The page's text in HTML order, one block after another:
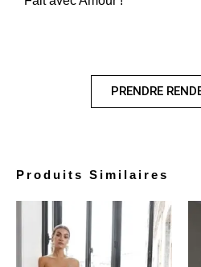
PRENDRE
Produits Similaires